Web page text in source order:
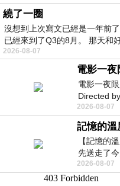
繞了一圈
沒想到上次寫文已經是一年前
已經來到了Q3的8月。 那天和
2026-08-07
電影一夜
Directed
Starring
2026-08-07
記憶的溫
【記憶的
先送走了
以為展場
2026-08-07